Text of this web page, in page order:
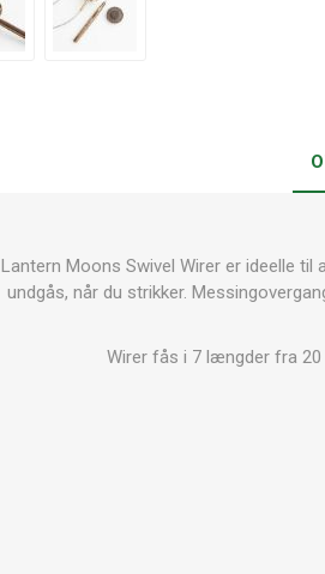
Lantern Moons Swivel Wirer er ideelle til
undgås, når du strikker.
Wirer fås i 7 længder fra 20